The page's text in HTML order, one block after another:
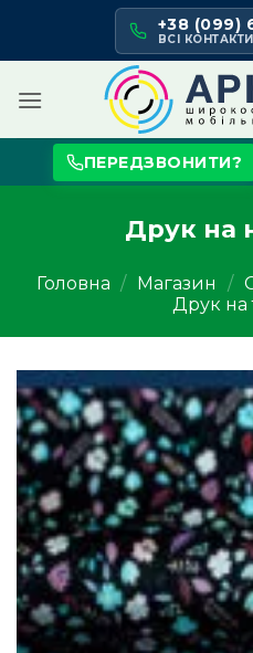
content
+38 (099)
ВСІ КОНТАКТИ
ПЕРЕДЗВОНИТИ?
Друк на
Головна / Магазин /
Друк на